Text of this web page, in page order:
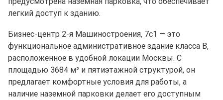
легкий доступ к зданию.
Бизнес-центр 2-я Машиностроения, 7с1 — это
функциональное административное здание класса B,
расположенное в удобной локации Москвы. С
площадью 3684 м² и пятиэтажной структурой, он
предлагает комфортные условия для работы, а
наличие наземной парковки делает его доступным